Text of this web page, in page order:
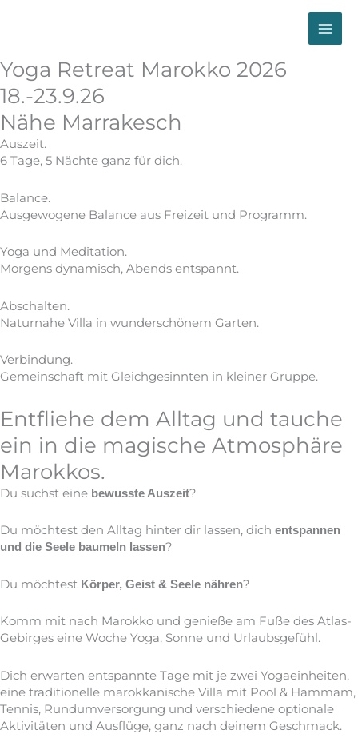
Yoga Retreat Marokko 2026
18.-23.9.26
Nähe Marrakesch
Auszeit.
6 Tage, 5 Nächte ganz für dich.
Balance.
Ausgewogene Balance aus Freizeit und Programm.
Yoga und Meditation.
Morgens dynamisch, Abends entspannt.
Abschalten.
Naturnahe Villa in wunderschönem Garten.
Verbindung.
Gemeinschaft mit Gleichgesinnten in kleiner Gruppe.
Entfliehe dem Alltag und tauche
ein in die magische Atmosphäre
Marokkos.
Du suchst eine bewusste Auszeit?
Du möchtest den Alltag hinter dir lassen, dich entspannen
und die Seele baumeln lassen?
Du möchtest Körper, Geist & Seele nähren?
Komm mit nach Marokko und genieße am Fuße des Atlas-
Gebirges eine Woche Yoga, Sonne und Urlaubsgefühl.
Dich erwarten entspannte Tage mit je zwei Yogaeinheiten,
eine traditionelle marokkanische Villa mit Pool & Hammam,
Tennis, Rundumversorgung und verschiedene optionale
Aktivitäten und Ausflüge, ganz nach deinem Geschmack.